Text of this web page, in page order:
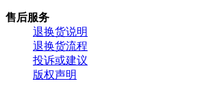
售后服务
退换货说明
退换货流程
投诉或建议
版权声明